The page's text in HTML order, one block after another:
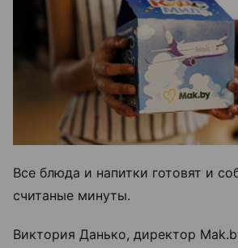
Все блюда и напитки готовят и
считаные минуты.
Виктория Данько, директор